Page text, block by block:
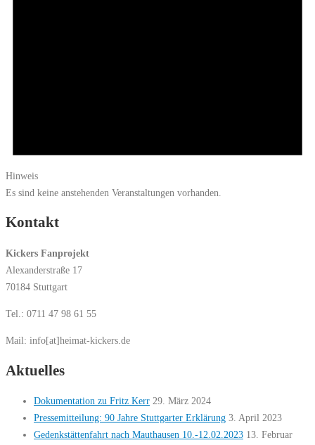
Hinweis
Es sind keine anstehenden Veranstaltungen vorhanden.
Kontakt
Kickers Fanprojekt
Alexanderstraße 17
70184 Stuttgart
Tel.: 0711 47 98 61 55
Mail: info[at]heimat-kickers.de
Aktuelles
Dokumentation zu Fritz Kerr 29. März 2024
Pressemitteilung: 90 Jahre Stuttgarter Erklärung 3. April 2023
Gedenkstättenfahrt nach Mauthausen 10.-12.02.2023 13. Februar